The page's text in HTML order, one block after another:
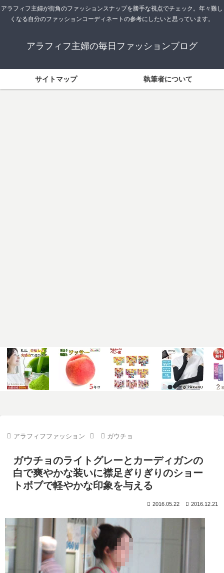
アラフィフ主婦が街角のファッションスナップを勝手な視点でチェック。年々難し
くなる自分のファッションコーディネートの参考にしたいと思っています。
アラフィフ主婦の毎日ファッションブログ
サイトマップ 執筆者について
アラフィフファッション ガウチョ
ガウチョのライトグレーとカーディガンの
白で爽やかな装いに襟足ぎりぎりのショー
トボブで軽やかな印象を与える
2016.12.21
2016.05.22